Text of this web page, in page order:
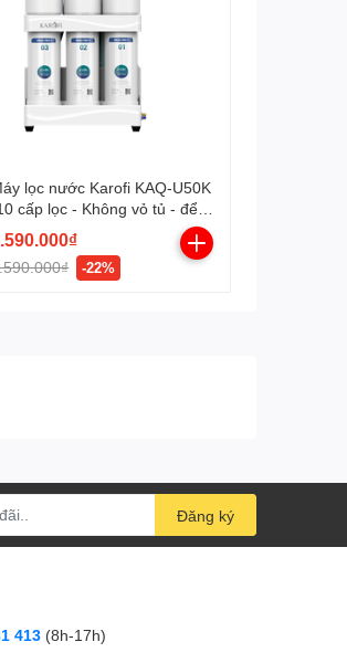
lọc nước Karofi KAQ-U50K
cấp lọc - Không vỏ tủ - để
New 2024
-22%
Đăng ký
413 (8h-17h)